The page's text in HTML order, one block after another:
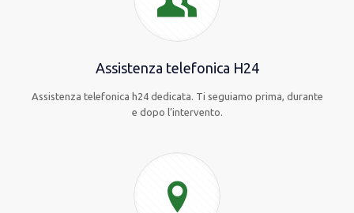
Assistenza telefonica H24
Assistenza telefonica h24 dedicata. Ti seguiamo prima, durante
e dopo l’intervento.